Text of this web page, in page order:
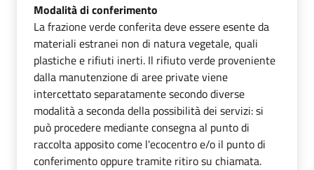
Modalità di conferimento
La frazione verde conferita deve essere esente da
materiali estranei non di natura vegetale, quali
plastiche e rifiuti inerti. Il rifiuto verde proveniente
dalla manutenzione di aree private viene
intercettato separatamente secondo diverse
modalità a seconda della possibilità dei servizi: si
può procedere mediante consegna al punto di
raccolta apposito come l'ecocentro e/o il punto di
conferimento oppure tramite ritiro su chiamata.